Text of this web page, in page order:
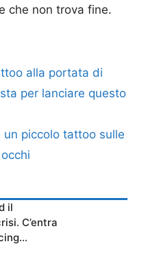
che non trova fine.
alla portata di
per lanciare questo
piccolo tattoo sulle
il
C’entra